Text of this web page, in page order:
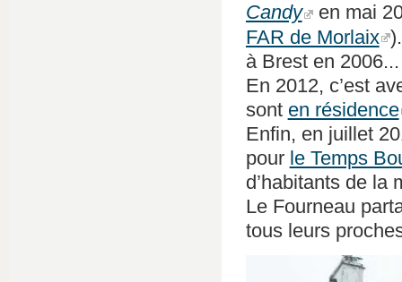
Candy en mai
FAR de Morlaix
à Brest en 2006...
En 2012, c’est
sont en résidence
Enfin, en juillet
pour le Temps
d’habitants de la
Le Fourneau
tous leurs